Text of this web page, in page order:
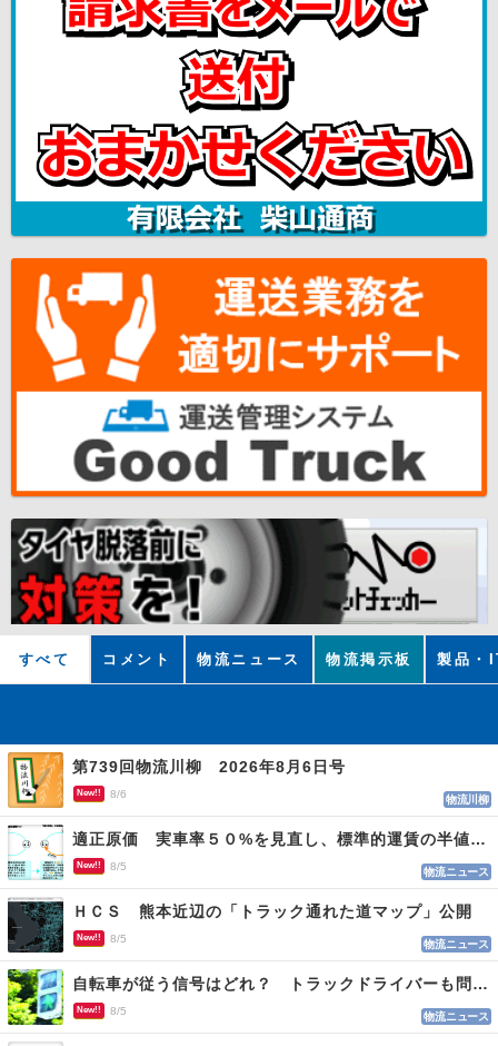
すべて コメント 物流ニュース 物流掲示板 製品・
第739回物流川柳 2026年8月6日号
New!! 8/6 物流川柳
適正原価 実車率５０%を見直し、標準的運賃の半値の恐れも
New!! 8/5 物流ニュース
ＨＣＳ 熊本近辺の「トラック通れた道マップ」公開
New!! 8/5 物流ニュース
自転車が従う信号はどれ？ トラックドライバーも問われる認識
New!! 8/5 物流ニュース